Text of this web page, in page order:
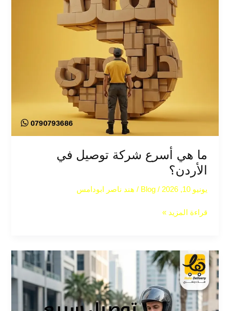
ما هي أسرع شركة توصيل في
الأردن؟
يونيو 10, 2026 /
Blog
/ هند ناصر ابودامس
قراءة المزيد »
خدمات
التوصيل
الفوري
والشخصي
من